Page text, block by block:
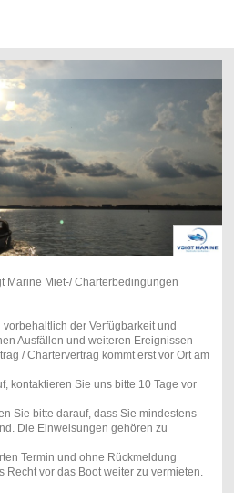
Marine Miet-/ Charterbedingungen
der Verfügbarkeit und
Ausfällen und weiteren Ereignissen
/ Chartervertrag kommt erst vor Ort am
kontaktieren Sie uns bitte 10 Tage vor
Sie bitte darauf, dass Sie mindestens
Die Einweisungen gehören zu
Termin und ohne Rückmeldung
Recht vor das Boot weiter zu vermieten.